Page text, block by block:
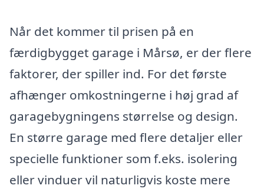
Når det kommer til prisen på en
færdigbygget garage i Mårsø, er der flere
faktorer, der spiller ind. For det første
afhænger omkostningerne i høj grad af
garagebygningens størrelse og design.
En større garage med flere detaljer eller
specielle funktioner som f.eks. isolering
eller vinduer vil naturligvis koste mere